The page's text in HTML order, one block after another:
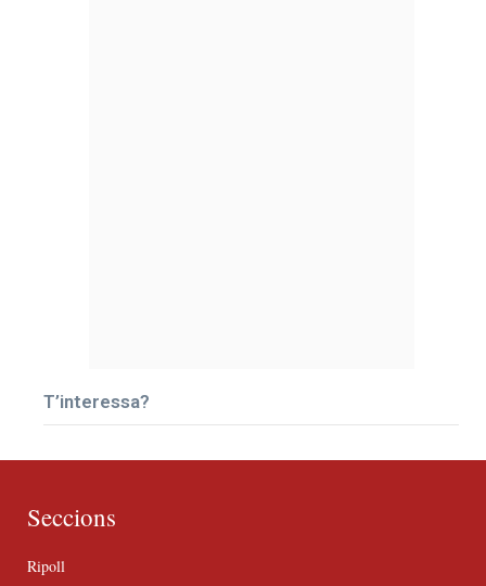
T’interessa?
Seccions
Ripoll